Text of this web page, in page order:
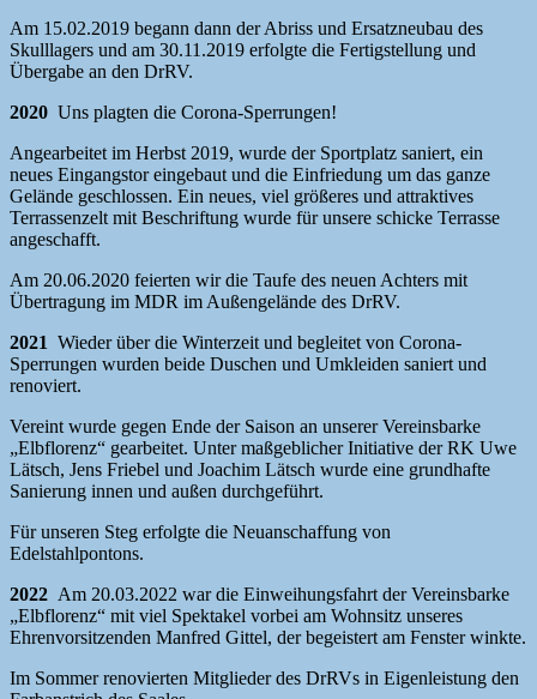
Am 15.02.2019 begann dann der Abriss und Ersatzneubau des
Skulllagers und am 30.11.2019 erfolgte die Fertigstellung und
Übergabe an den DrRV.
2020 Uns plagten die Corona-Sperrungen!
Angearbeitet im Herbst 2019, wurde der Sportplatz saniert, ein
neues Eingangstor eingebaut und die Einfriedung um das ganze
Gelände geschlossen. Ein neues, viel größeres und attraktives
Terrassenzelt mit Beschriftung wurde für unsere schicke Terrasse
angeschafft.
Am 20.06.2020 feierten wir die Taufe des neuen Achters mit
Übertragung im MDR im Außengelände des DrRV.
2021 Wieder über die Winterzeit und begleitet von Corona-
Sperrungen wurden beide Duschen und Umkleiden saniert und
renoviert.
Vereint wurde gegen Ende der Saison an unserer Vereinsbarke
„Elbflorenz“ gearbeitet. Unter maßgeblicher Initiative der RK Uwe
Lätsch, Jens Friebel und Joachim Lätsch wurde eine grundhafte
Sanierung innen und außen durchgeführt.
Für unseren Steg erfolgte die Neuanschaffung von
Edelstahlpontons.
2022 Am 20.03.2022 war die Einweihungsfahrt der Vereinsbarke
„Elbflorenz“ mit viel Spektakel vorbei am Wohnsitz unseres
Ehrenvorsitzenden Manfred Gittel, der begeistert am Fenster winkte.
Im Sommer renovierten Mitglieder des DrRVs in Eigenleistung den